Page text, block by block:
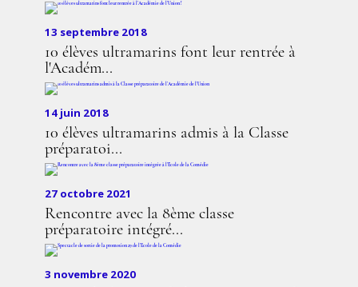
13 septembre 2018
10 élèves ultramarins font leur rentrée à
l'Académ...
14 juin 2018
10 élèves ultramarins admis à la Classe
préparatoi...
27 octobre 2021
Rencontre avec la 8ème classe
préparatoire intégré...
3 novembre 2020